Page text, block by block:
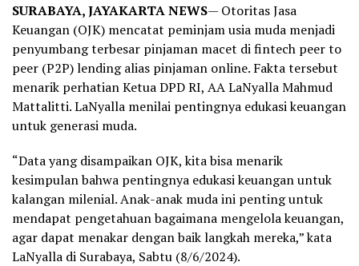
SURABAYA, JAYAKARTA NEWS— Otoritas Jasa
Keuangan (OJK) mencatat peminjam usia muda menjadi
penyumbang terbesar pinjaman macet di fintech peer to
peer (P2P) lending alias pinjaman online. Fakta tersebut
menarik perhatian Ketua DPD RI, AA LaNyalla Mahmud
Mattalitti. LaNyalla menilai pentingnya edukasi keuangan
untuk generasi muda.
“Data yang disampaikan OJK, kita bisa menarik
kesimpulan bahwa pentingnya edukasi keuangan untuk
kalangan milenial. Anak-anak muda ini penting untuk
mendapat pengetahuan bagaimana mengelola keuangan,
agar dapat menakar dengan baik langkah mereka,” kata
LaNyalla di Surabaya, Sabtu (8/6/2024).